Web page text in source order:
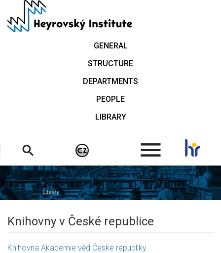
main
GENERAL
STRUCTURE
DEPARTMENTS
PEOPLE
LIBRARY
.
Knihovny v České republice
Knihovna Akademie věd České republiky